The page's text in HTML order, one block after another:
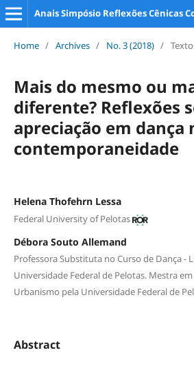
Home / Archives / No. 3 (2018) /
Mais do mesmo ou
diferente? Reflexões
apreciação em dança
contemporaneidade
Helena Thofehrn Lessa
Federal University of Pelotas
Débora Souto Allemand
Professora Substituta no Curso de Dança -
Universidade Federal de Pelotas. Mestra
Urbanismo pela Universidade Federal de
Abstract